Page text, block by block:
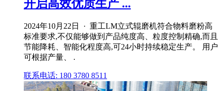
开启高效优质生产 ...
2024年10月22日 · 重工LM立式辊磨机符合物料磨粉高
标准要求,不仅能够做到产品纯度高、粒度控制精确,而且
节能降耗、智能化程度高,可24小时持续稳定生产。 用户
可根据产量、 .
联系电话: 180 3780 8511